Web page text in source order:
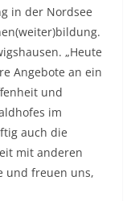
in der Nordsee
„Heute
Angebote an ein
und
im
auch die
mit anderen
und freuen uns,